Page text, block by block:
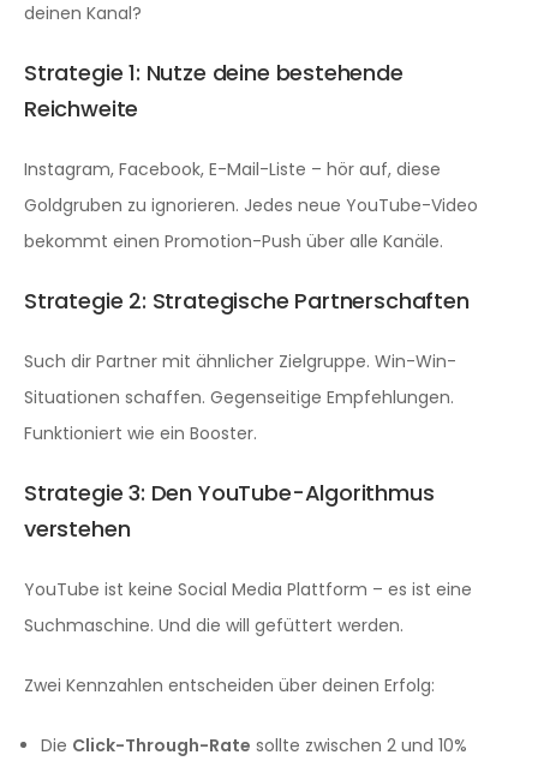
deinen Kanal?
Strategie 1: Nutze deine bestehende
Reichweite
Instagram, Facebook, E-Mail-Liste – hör auf, diese
Goldgruben zu ignorieren. Jedes neue YouTube-Video
bekommt einen Promotion-Push über alle Kanäle.
Strategie 2: Strategische Partnerschaften
Such dir Partner mit ähnlicher Zielgruppe. Win-Win-
Situationen schaffen. Gegenseitige Empfehlungen.
Funktioniert wie ein Booster.
Strategie 3: Den YouTube-Algorithmus
verstehen
YouTube ist keine Social Media Plattform – es ist eine
Suchmaschine. Und die will gefüttert werden.
Zwei Kennzahlen entscheiden über deinen Erfolg:
Die Click-Through-Rate sollte zwischen 2 und 10%